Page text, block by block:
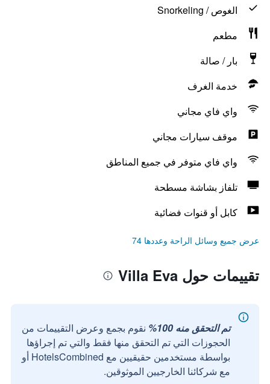
الغوص / Snorkeling
مطعم
بار / صالة
خدمة الغرف
واي فاي مجاني
موقف سيارات مجاني
واي فاي متوفر في جميع المناطق
تلفاز بشاشة مسطحة
كابل أو قنوات فضائية
عرض جميع وسائل الراحة وعددها 74
تقييمات حول Villa Eva
تم التحقق منه 100%
نقوم بجمع وعرض التقييمات من
الحجوزات التي تم التحقق منها فقط والتي تم إجراؤها
بواسطة مستخدمين حقيقيين مع HotelsCombined أو
مع شركائنا الخارجيين الموثوقين.